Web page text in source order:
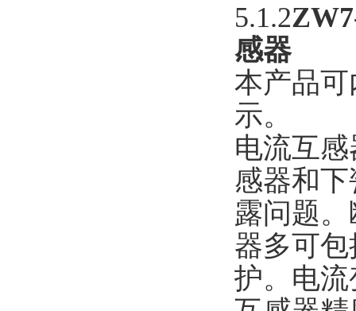
5.1.2
感器
本产品可
示。
电流互
感器和
露问题
器多可
护。电流